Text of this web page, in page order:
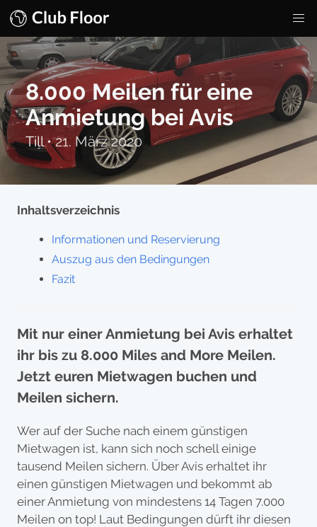
8.000 Meilen für eine
Anmietung bei Avis
Till•21. März 2020
Inhaltsverzeichnis
Informationen und Reservierung
Auszug aus den Bedingungen
Fazit
Mit nur einer Anmietung bei Avis erhaltet
ihr bis zu 8.000 Miles and More Meilen.
Jetzt euren Mietwagen buchen und
Meilen sichern.
Wer auf der Suche nach einem günstigen
Mietwagen ist, kann sich noch schell einige
tausend Meilen sichern. Über Avis erhaltet ihr
einen günstigen Mietwagen und bekommt ab
einer Anmietung von mindestens 14 Tagen 7.000
Meilen on top! Laut Bedingungen dürft ihr diesen